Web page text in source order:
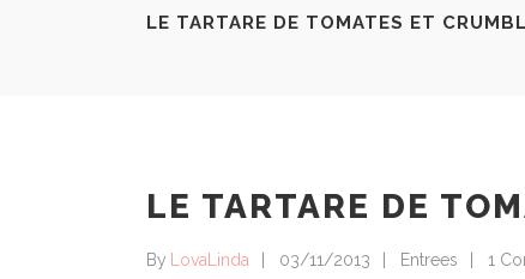
LE TARTARE DE TOMATES ET
LE TARTARE DE
By LovaLinda 03/11/2013 Entrees 1